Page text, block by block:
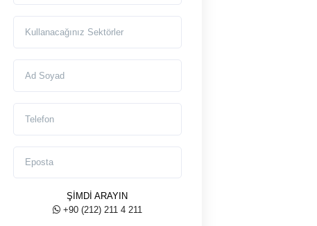
ŞİMDİ ARAYIN
+90 (212) 211 4 211